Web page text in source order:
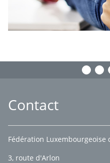
Contact
Fédération Luxembourgeoise
3, route d'Arlon